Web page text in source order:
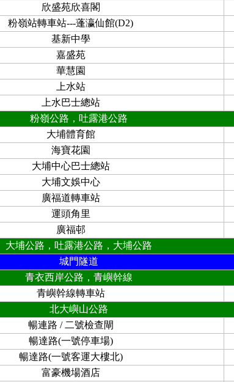
欣盛苑欣喜閣
粉嶺站轉車站---蓬瀛仙館(D2)
基新中學
嘉盛苑
華慧園
上水站
上水巴士總站
粉嶺公路，吐露港公路
大埔體育館
海寶花園
大埔中心巴士總站
大埔文娛中心
廣福道轉車站
運頭角里
廣福邨
大埔公路，吐露港公路，大埔公路
城門隧道
青衣西岸公路，青嶼幹線
青嶼幹線轉車站
北大嶼山公路
暢連路 / 二號檢查閘
暢達路(一號停車場)
暢達路(一號客運大樓北)
富豪機場酒店